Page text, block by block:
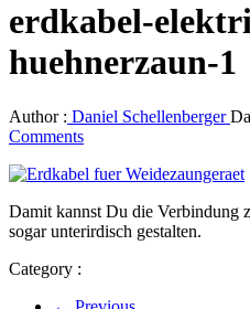
erdkabel-
huehnerzaun-1
Author : Daniel Schellenberger
Comments
Damit kannst Du die Verbindung
sogar unterirdisch gestalten.
Category :